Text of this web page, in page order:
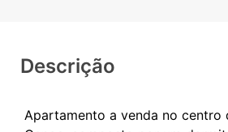
Descrição
Apartamento a venda no centro